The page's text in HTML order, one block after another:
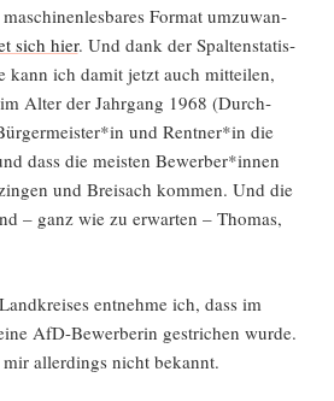
For­mat umzu­wan­
sich hier. Und dank der Spal­ten­sta­tis­
kann ich damit jetzt auch mit­tei­len,
Alter der Jahr­gang 1968 (Durch­
und Rentner*in die
dass die meis­ten Bewerber*innen
und Brei­sach kom­men. Und die
– ganz wie zu erwar­ten – Tho­mas,
ent­neh­me ich, dass im
AfD-Bewer­be­rin gestri­chen wur­de.
aller­dings nicht bekannt.